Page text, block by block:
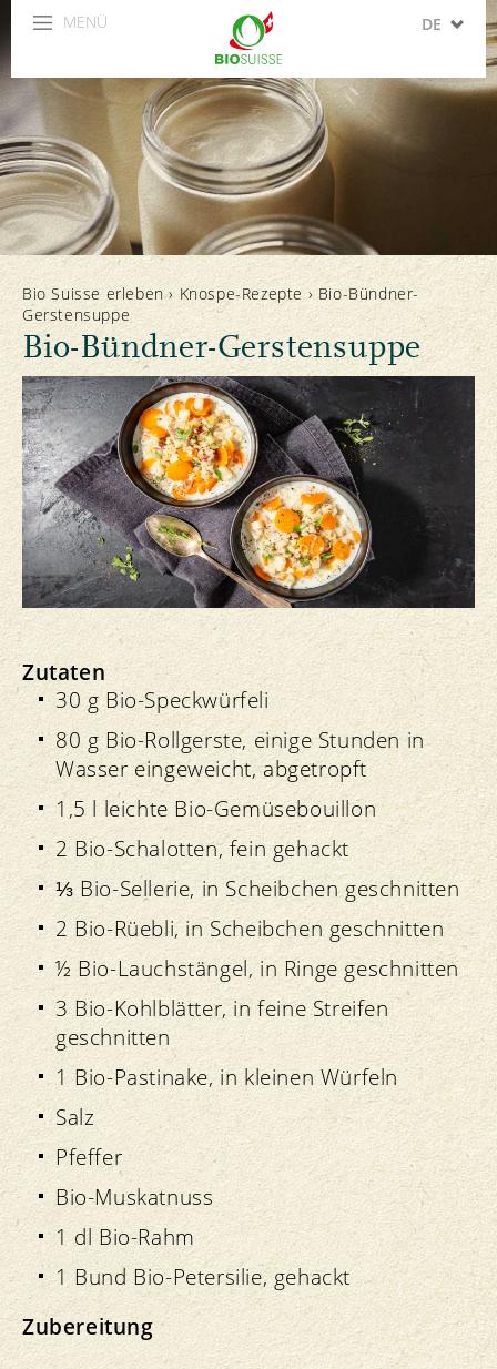
MENÜ DE
ES
Bio Suisse erleben› Knospe-Rezepte› Bio-Bündner-
Gerstensuppe
Bio-Bündner-Gerstensuppe
Zutaten
30 g Bio-Speckwürfeli
80 g Bio-Rollgerste, einige Stunden in
Wasser eingeweicht, abgetropft
1,5 l leichte Bio-Gemüsebouillon
2 Bio-Schalotten, fein gehackt
⅓ Bio-Sellerie, in Scheibchen geschnitten
2 Bio-Rüebli, in Scheibchen geschnitten
½ Bio-Lauchstängel, in Ringe geschnitten
3 Bio-Kohlblätter, in feine Streifen
geschnitten
1 Bio-Pastinake, in kleinen Würfeln
Salz
Pfeffer
Bio-Muskatnuss
1 dl Bio-Rahm
1 Bund Bio-Petersilie, gehackt
Zubereitung